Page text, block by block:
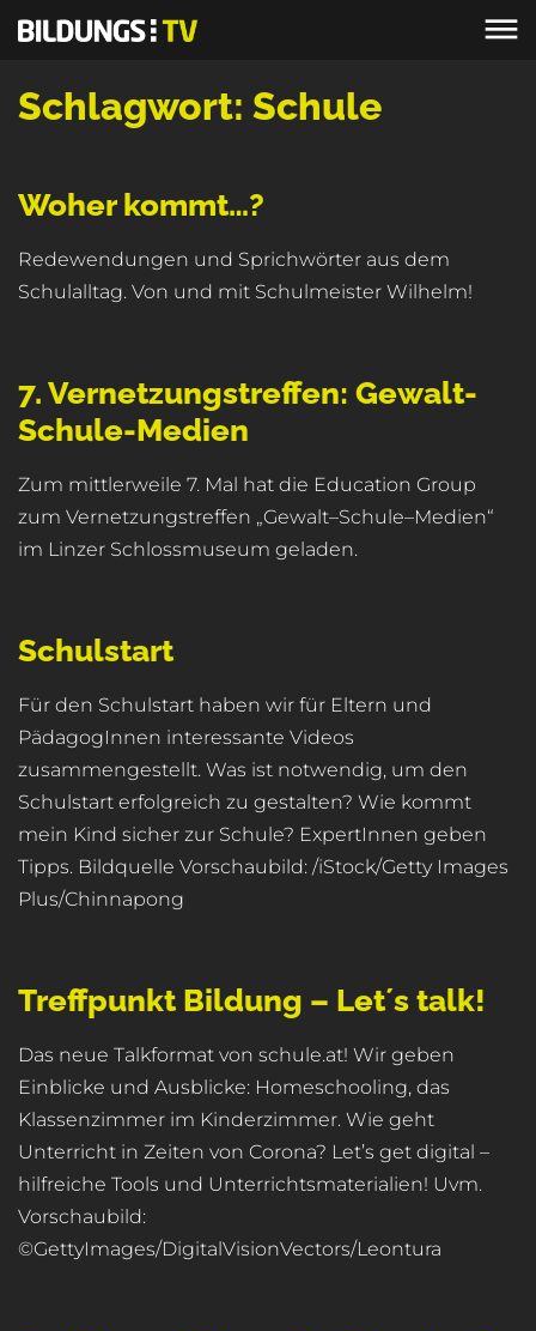
Schlagwort: Schule
Woher kommt…?
Redewendungen und Sprichwörter aus dem
Schulalltag. Von und mit Schulmeister Wilhelm!
7. Vernetzungstreffen: Gewalt-
Schule-Medien
Zum mittlerweile 7. Mal hat die Education Group
zum Vernetzungstreffen „Gewalt–Schule–Medien“
im Linzer Schlossmuseum geladen.
Schulstart
Für den Schulstart haben wir für Eltern und
PädagogInnen interessante Videos
zusammengestellt. Was ist notwendig, um den
Schulstart erfolgreich zu gestalten? Wie kommt
mein Kind sicher zur Schule? ExpertInnen geben
Tipps. Bildquelle Vorschaubild: /iStock/Getty Images
Plus/Chinnapong
Treffpunkt Bildung – Let´s talk!
Das neue Talkformat von schule.at! Wir geben
Einblicke und Ausblicke: Homeschooling, das
Klassenzimmer im Kinderzimmer. Wie geht
Unterricht in Zeiten von Corona? Let’s get digital –
hilfreiche Tools und Unterrichtsmaterialien! Uvm.
Vorschaubild:
©GettyImages/DigitalVisionVectors/Leontura